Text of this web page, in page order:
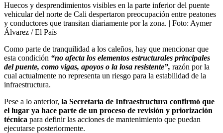
Huecos y desprendimientos visibles en la parte inferior del puente
vehicular del norte de Cali despertaron preocupación entre peatones
y conductores que transitan diariamente por la zona. | Foto: Aymer
Álvarez / El País
Como parte de tranquilidad a los caleños, hay que mencionar que
esta condición “no afecta los elementos estructurales principales
del puente, como vigas, apoyos o la losa resistente”, razón por la
cual actualmente no representa un riesgo para la estabilidad de la
infraestructura.
Pese a lo anterior, la Secretaría de Infraestructura confirmó que
el lugar ya hace parte de un proceso de revisión y priorización
técnica para definir las acciones de mantenimiento que puedan
ejecutarse posteriormente.